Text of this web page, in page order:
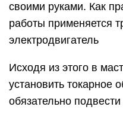
своими руками. Как
работы применяется
электродвигатель
Исходя из этого в
установить токарное
обязательно